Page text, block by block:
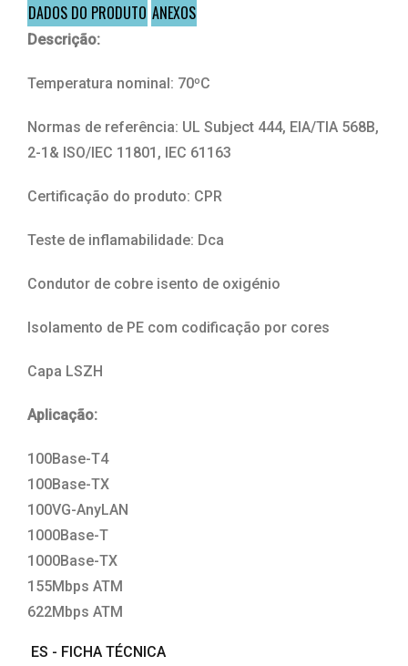
DADOS DO PRODUTO ANEXOS
Descrição:
Temperatura nominal: 70ºC
Normas de referência: UL Subject 444, EIA/TIA 568B,
2-1& ISO/IEC 11801, IEC 61163
Certificação do produto: CPR
Teste de inflamabilidade: Dca
Condutor de cobre isento de oxigénio
Isolamento de PE com codificação por cores
Capa LSZH
Aplicação:
100Base-T4
100Base-TX
100VG-AnyLAN
1000Base-T
1000Base-TX
155Mbps ATM
622Mbps ATM
ES - FICHA TÉCNICA